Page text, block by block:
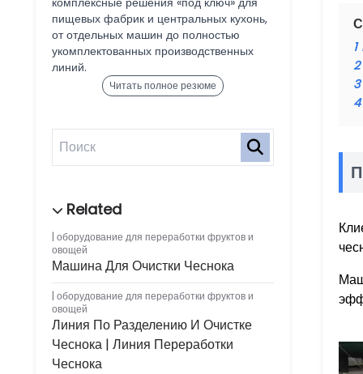
пищевых фабрик и центральных кухонь,
от отдельных машин до полностью
укомплектованных производственных
линий.
Читать полное резюме
оборудование для переработки фруктов и
овощей
Машина Для Очистки Чеснока
оборудование для переработки фруктов и
овощей
Линия По Разделению И Очистке
Чеснока | Линия Переработки
Чеснока
1
2
3
4